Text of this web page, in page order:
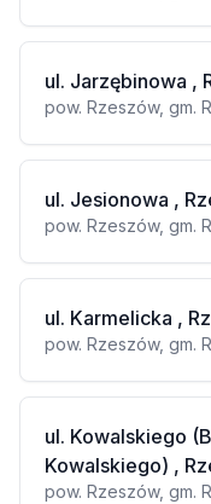
ul. Jarzębinowa ,
pow. Rzeszów, gm.
ul. Jesionowa ,
pow. Rzeszów, gm.
ul. Karmelicka ,
pow. Rzeszów, gm.
ul. Kowalskiego
Kowalskiego) ,
pow. Rzeszów, gm.